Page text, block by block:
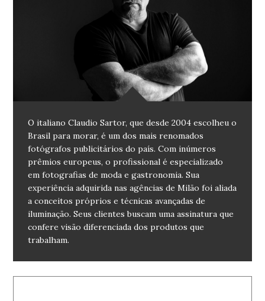
O italiano Claudio Sartor, que desde 2004 escolheu o
Brasil para morar, é um dos mais renomados
fotógrafos publicitários do país. Com inúmeros
prêmios europeus, o profissional é especializado
em fotografias de moda e gastronomia. Sua
experiência adquirida nas agências de Milão foi aliada
a conceitos próprios e técnicas avançadas de
iluminação. Seus clientes buscam uma assinatura que
confere visão diferenciada dos produtos que
trabalham.